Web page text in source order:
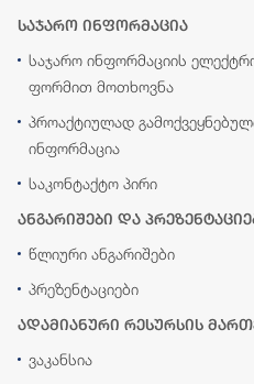
საჯარო ინფორმაცია
საჯარო ინფორმაციის
ფორმით მოთხოვნა
პროაქტიულად
ინფორმაცია
საკონტაქტო პირი
ანგარიშები და
წლიური ანგარიშები
პრეზენტაციები
ადამიანური რესურსის
ვაკანსია